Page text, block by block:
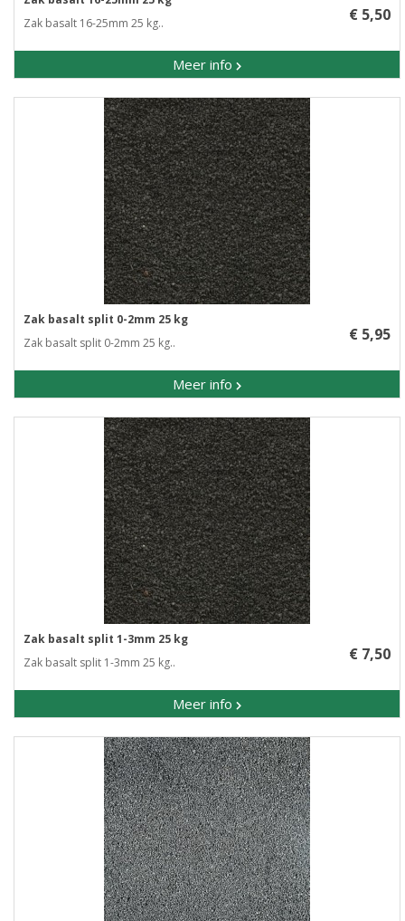
Zak basalt 16-25mm 25 kg..
Meer info
€ 5,50
Zak basalt split 0-2mm 25 kg
Zak basalt split 0-2mm 25 kg..
Meer info
€ 5,95
Zak basalt split 1-3mm 25 kg
Zak basalt split 1-3mm 25 kg..
Meer info
€ 7,50